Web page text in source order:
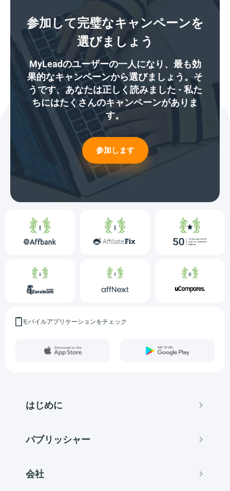
参加して完璧なキャンペーンを
選びましょう
MyLeadのユーザーの一人になり、最も効
果的なキャンペーンから選びましょう。そ
うです、あなたは正しく読みました - 私た
ちにはたくさんのキャンペーンがありま
す。
参加します
モバイルアプリケーションをチェック
はじめに
パブリッシャー
会社